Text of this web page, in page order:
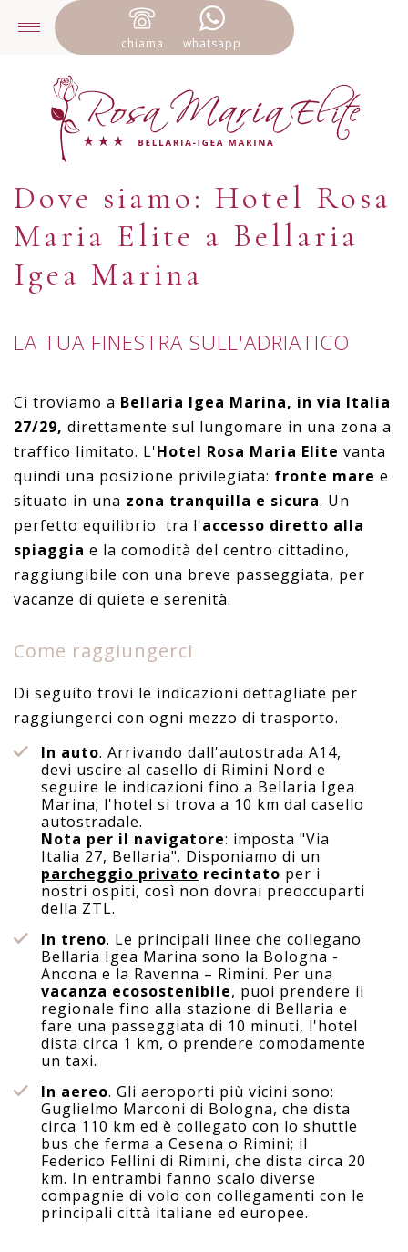
chiama whatsapp
Dove siamo: Hotel Rosa
Maria Elite a Bellaria
Igea Marina
LA TUA FINESTRA SULL'ADRIATICO
Ci troviamo a Bellaria Igea Marina, in via Italia
27/29, direttamente sul lungomare in una zona a
traffico limitato. L'Hotel Rosa Maria Elite vanta
quindi una posizione privilegiata: fronte mare e
situato in una zona tranquilla e sicura. Un
perfetto equilibrio tra l'accesso diretto alla
spiaggia e la comodità del centro cittadino,
raggiungibile con una breve passeggiata, per
vacanze di quiete e serenità.
Come raggiungerci
Di seguito trovi le indicazioni dettagliate per
raggiungerci con ogni mezzo di trasporto.
In auto. Arrivando dall'autostrada A14,
devi uscire al casello di Rimini Nord e
seguire le indicazioni fino a Bellaria Igea
Marina; l'hotel si trova a 10 km dal casello
autostradale.
Nota per il navigatore: imposta "Via
Italia 27, Bellaria". Disponiamo di un
parcheggio privato recintato per i
nostri ospiti, così non dovrai preoccuparti
della ZTL.
In treno. Le principali linee che collegano
Bellaria Igea Marina sono la Bologna -
Ancona e la Ravenna – Rimini. Per una
vacanza ecosostenibile, puoi prendere il
regionale fino alla stazione di Bellaria e
fare una passeggiata di 10 minuti, l'hotel
dista circa 1 km, o prendere comodamente
un taxi.
In aereo. Gli aeroporti più vicini sono:
Guglielmo Marconi di Bologna, che dista
circa 110 km ed è collegato con lo shuttle
bus che ferma a Cesena o Rimini; il
Federico Fellini di Rimini, che dista circa 20
km. In entrambi fanno scalo diverse
compagnie di volo con collegamenti con le
principali città italiane ed europee.